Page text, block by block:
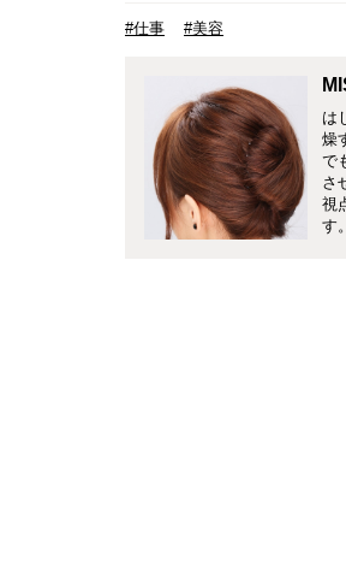
#仕事 #美容
は
燥
で
さ
視
す